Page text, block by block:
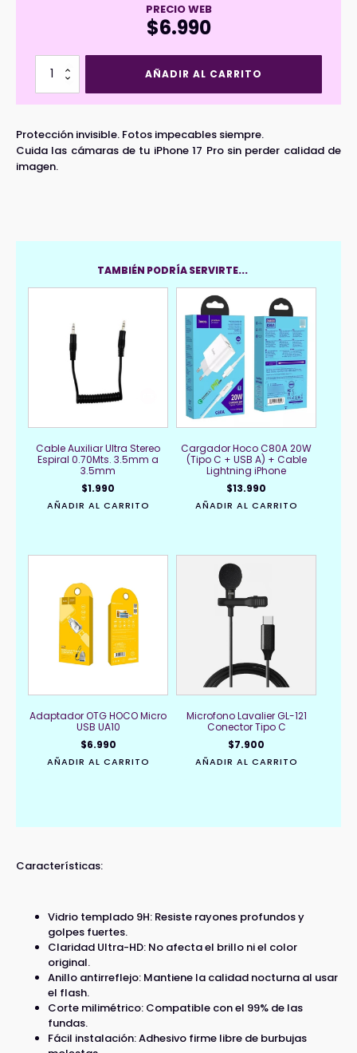
PRECIO WEB
$6.990
Protectores
de
17
Pro
cantidad
AÑADIR AL CARRITO
Protección invisible. Fotos impecables siempre.
Cuida las cámaras de tu iPhone 17 Pro sin perder calidad de
imagen.
TAMBIÉN PODRÍA SERVIRTE...
Cable Auxiliar Ultra Stereo
Espiral 0.70Mts. 3.5mm a
3.5mm
$1.990
AÑADIR AL CARRITO
Cargador Hoco C80A 20W
(Tipo C + USB A) + Cable
Lightning iPhone
$13.990
AÑADIR AL CARRITO
Adaptador OTG HOCO Micro
USB UA10
$6.990
AÑADIR AL CARRITO
Microfono Lavalier GL-121
Conector Tipo C
$7.900
AÑADIR AL CARRITO
Características:
Vidrio templado 9H: Resiste rayones profundos y
golpes fuertes.
Claridad Ultra-HD: No afecta el brillo ni el color
original.
Anillo antirreflejo: Mantiene la calidad nocturna al usar
el flash.
Corte milimétrico: Compatible con el 99% de las
fundas.
Fácil instalación: Adhesivo firme libre de burbujas